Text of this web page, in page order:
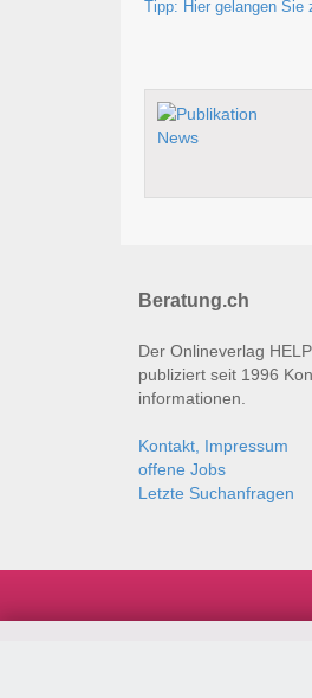
Tipp: Hier gelangen Sie
Beratung.ch
Der Onlineverlag
publiziert seit 1996
informationen.
Kontakt, Impressum
offene Jobs
Letzte Suchanfragen